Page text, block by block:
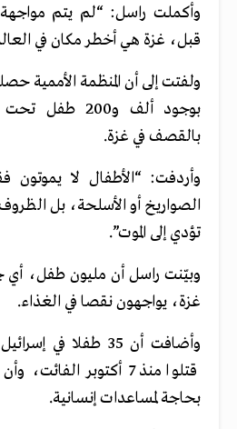
وأكملت راسل: “لم يتم
قبل، غزة هي أخطر مكان في
ولفتت إلى أن المنظمة الأممية
بوجود ألف و200
بالقصف في غزة.
وأردفت: “الأطفال لا يموتون
الصواريخ أو الأسلحة، بل الظروف
تؤدي إلى الموت”.
وبيّنت راسل أن مليون طفل، أي
غزة، يواجهون نقصا في الغذاء.
بحاجة لمساعدات إنسانية.